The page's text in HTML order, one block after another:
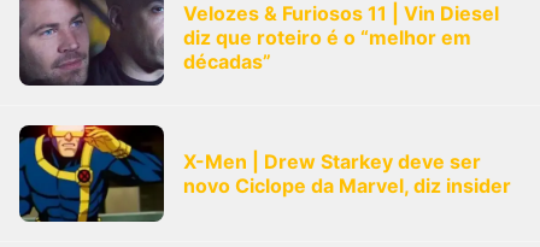
Velozes & Furiosos 11 | Vin Diesel
diz que roteiro é o “melhor em
décadas”
X-Men | Drew Starkey deve ser
novo Ciclope da Marvel, diz insider